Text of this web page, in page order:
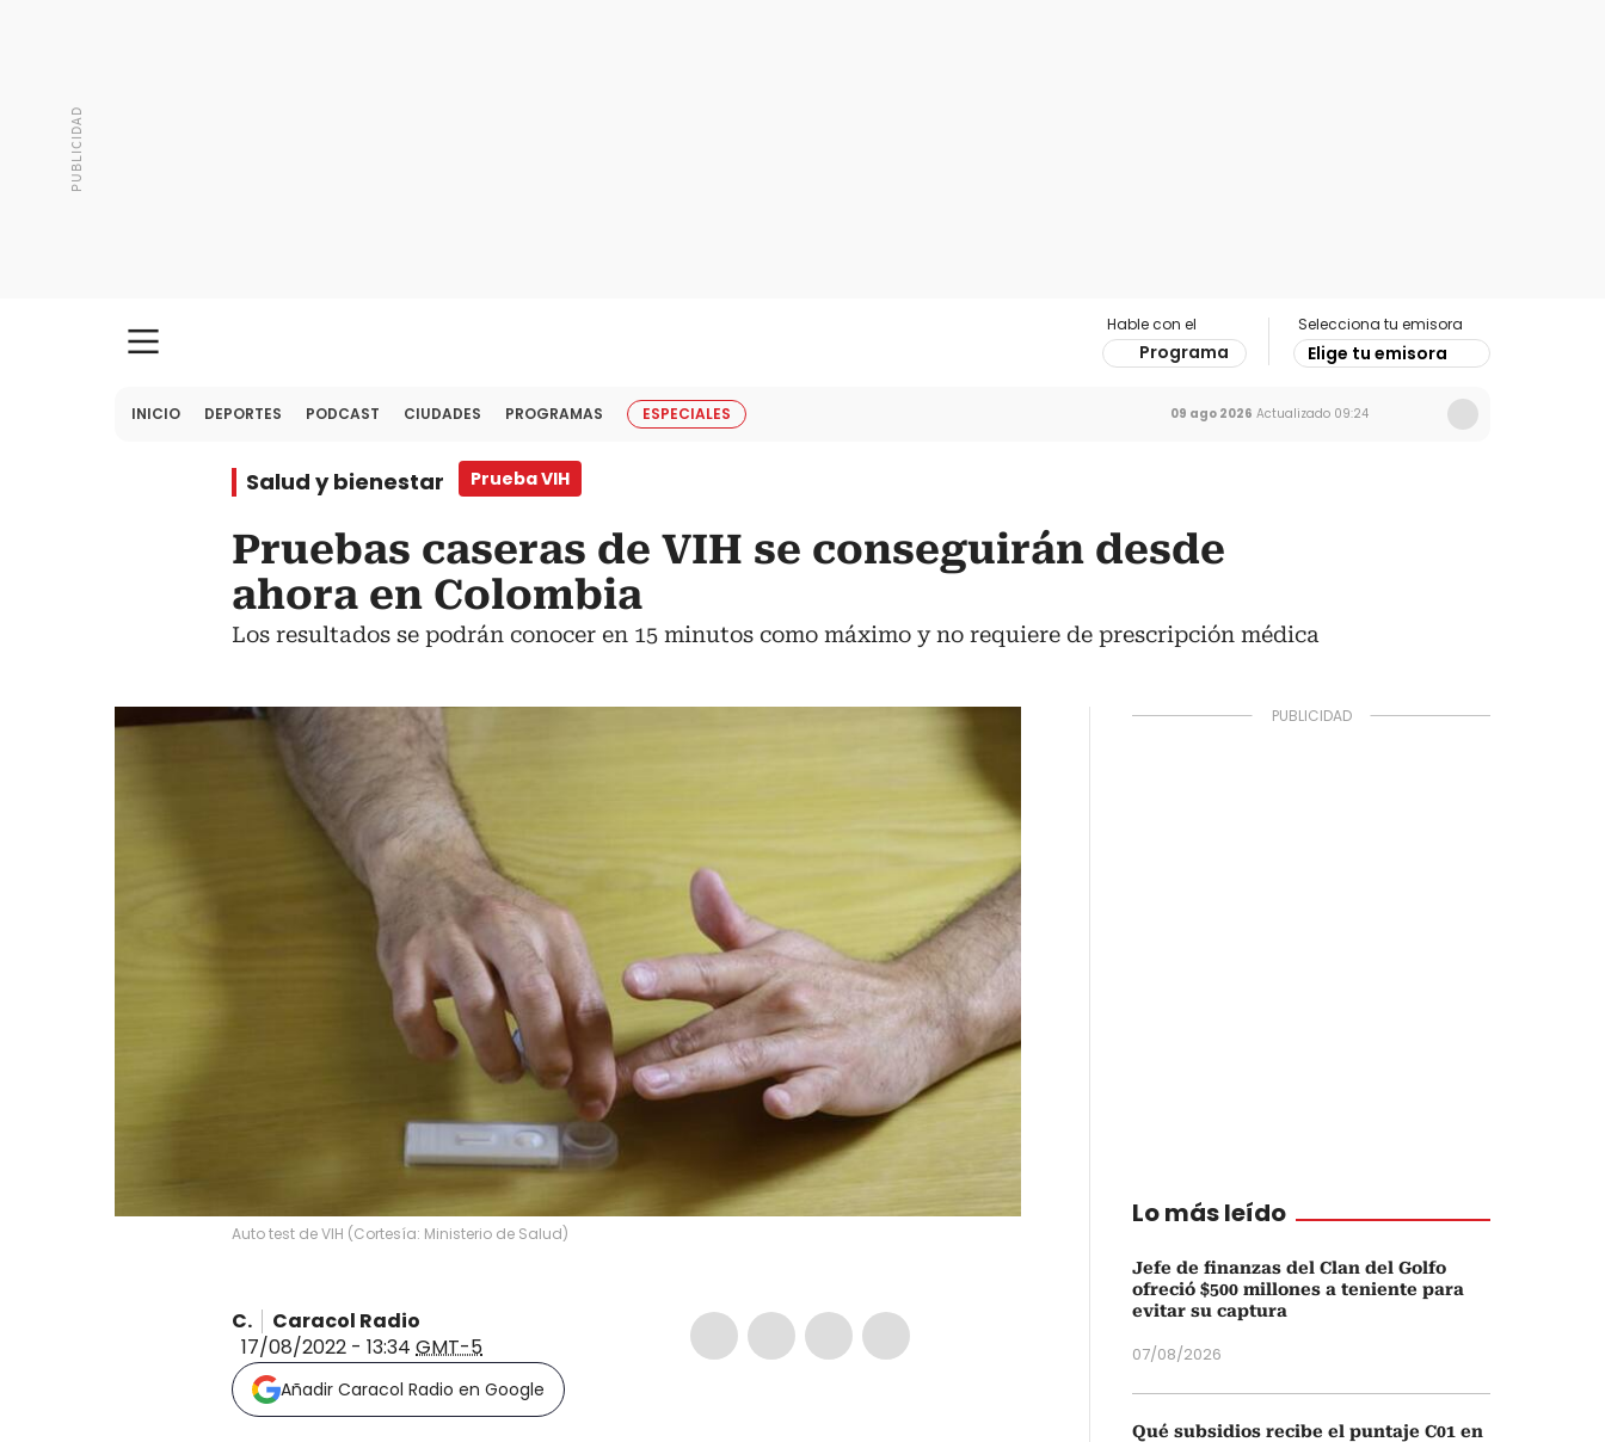
Hable con el
Programa
Selecciona tu emisora
Elige tu emisora
INICIO DEPORTES PODCAST CIUDADES PROGRAMAS ESPECIALES 09 ago 2026 Actualizado 09:24
Salud y bienestar Prueba VIH
Pruebas caseras de VIH se conseguirán desde
ahora en Colombia
Los resultados se podrán conocer en 15 minutos como máximo y no requiere de prescripción médica
Auto test de VIH (Cortesía: Ministerio de Salud)
C.
Caracol Radio
17/08/2022 - 13:34 GMT-5
Añadir Caracol Radio en Google
Lo más leído
Jefe de finanzas del Clan del Golfo
ofreció $500 millones a teniente para
evitar su captura
07/08/2026
Qué subsidios recibe el puntaje C01 en